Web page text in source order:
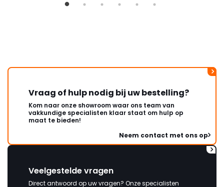
Vraag of hulp nodig bij uw bestelling?
Kom naar onze showroom waar ons team van
vakkundige specialisten klaar staat om hulp op
maat te bieden!
Neem contact met ons op
Veelgestelde vragen
Direct antwoord op uw vragen? Onze specialisten